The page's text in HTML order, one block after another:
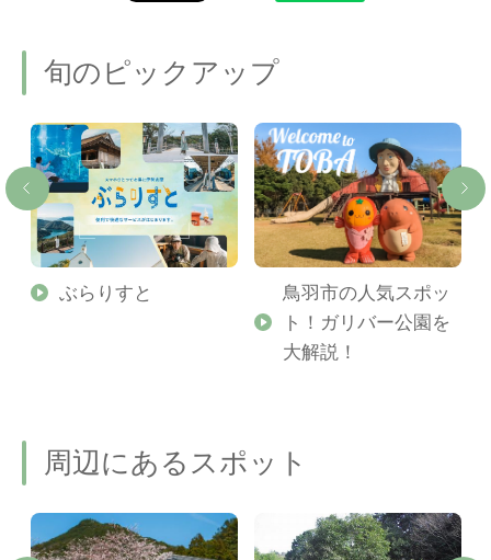
旬のピックアップ
ぶらりすと
鳥羽市の人気スポッ
ト！ガリバー公園を
大解説！
周辺にあるスポット